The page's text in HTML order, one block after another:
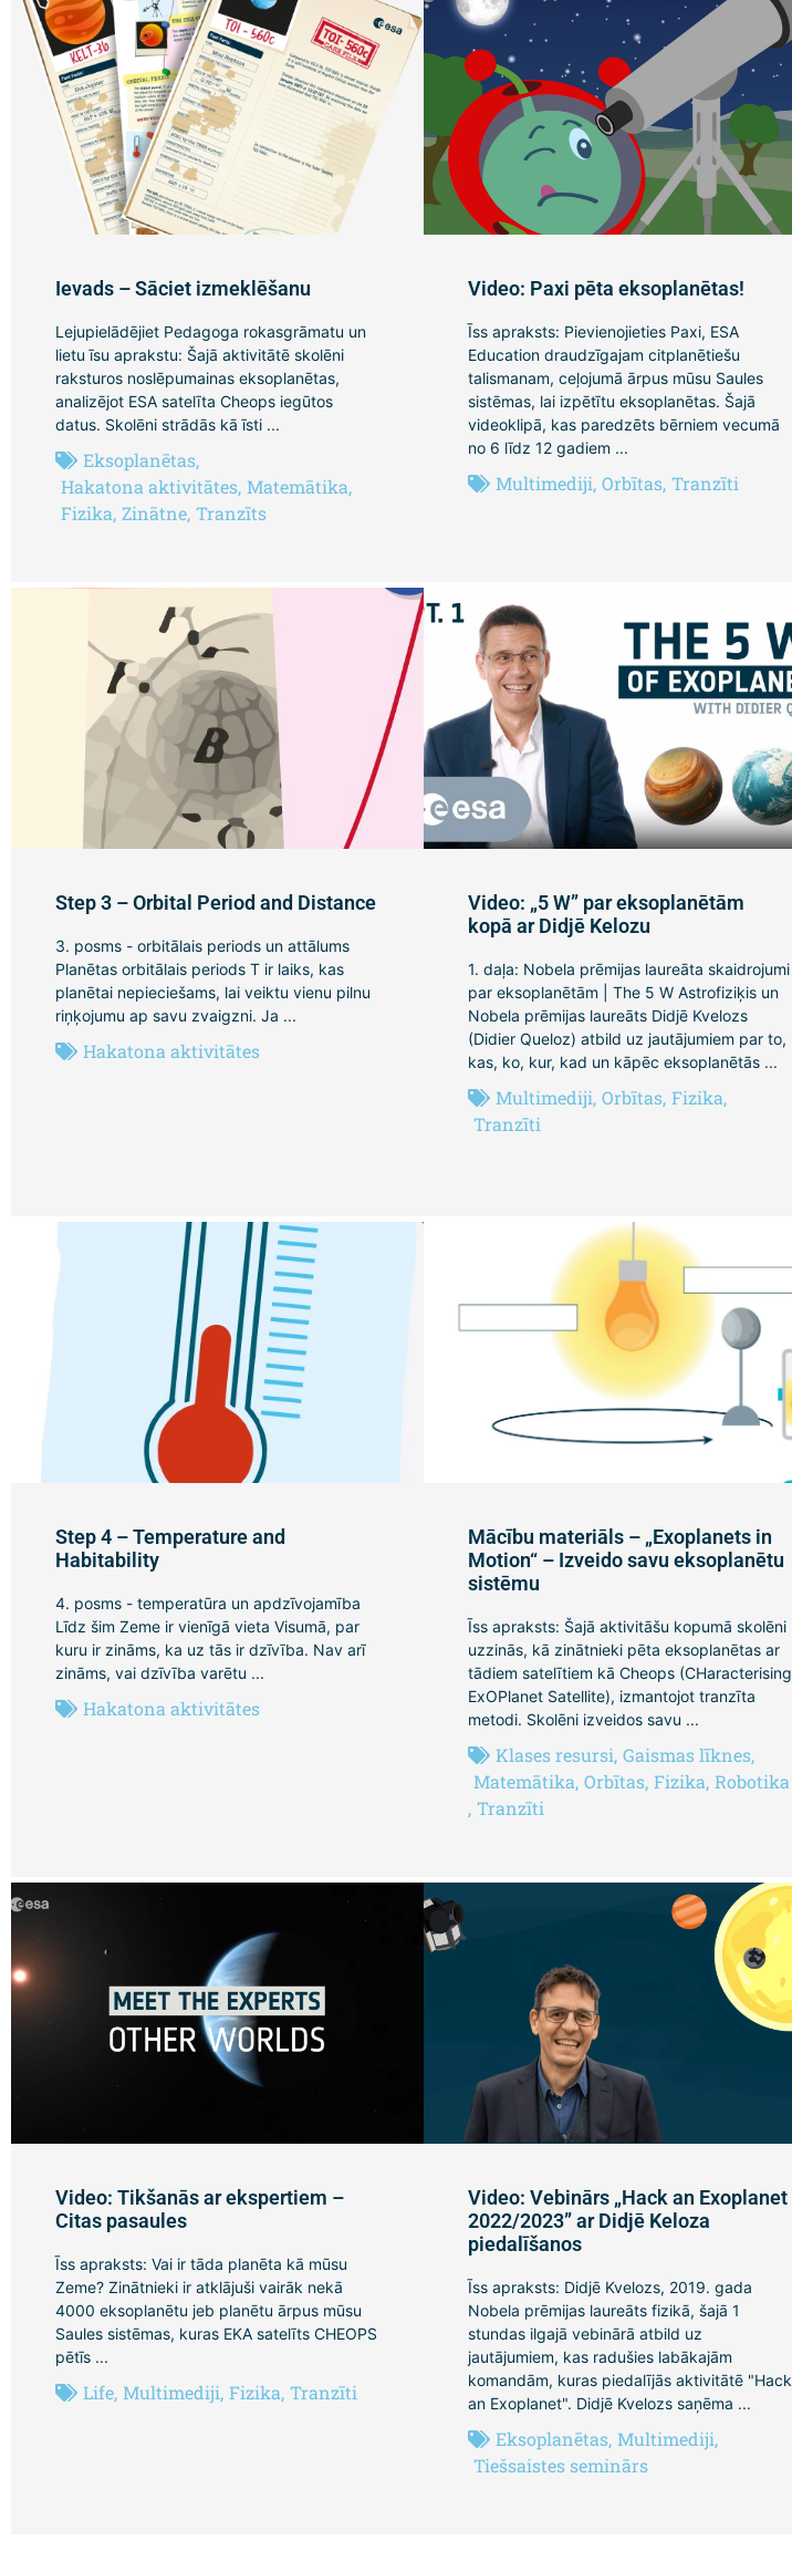
Ievads – Sāciet izmeklēšanu
Lejupielādējiet Pedagoga rokasgrāmatu un
lietu īsu aprakstu: Šajā aktivitātē skolēni
raksturos noslēpumainas eksoplanētas,
analizējot ESA satelīta Cheops iegūtos
datus. Skolēni strādās kā īsti ...
Eksoplanētas,
Hakatona aktivitātes, Matemātika,
Fizika, Zinātne, Tranzīts
Video: Paxi pēta eksoplanētas!
Īss apraksts: Pievienojieties Paxi, ESA
Education draudzīgajam citplanētiešu
talismanam, ceļojumā ārpus mūsu Saules
sistēmas, lai izpētītu eksoplanētas. Šajā
videoklipā, kas paredzēts bērniem vecumā
no 6 līdz 12 gadiem ...
Multimediji, Orbītas, Tranzīti
Step 3 – Orbital Period and Distance
3. posms - orbitālais periods un attālums
Planētas orbitālais periods T ir laiks, kas
planētai nepieciešams, lai veiktu vienu pilnu
riņķojumu ap savu zvaigzni. Ja ...
Hakatona aktivitātes
Video: „5 W” par eksoplanētām
kopā ar Didjē Kelozu
1. daļa: Nobela prēmijas laureāta skaidrojumi
par eksoplanētām | The 5 W Astrofiziķis un
Nobela prēmijas laureāts Didjē Kvelozs
(Didier Queloz) atbild uz jautājumiem par to,
kas, ko, kur, kad un kāpēc eksoplanētās ...
Multimediji, Orbītas, Fizika,
Tranzīti
Step 4 – Temperature and
Habitability
4. posms - temperatūra un apdzīvojamība
Līdz šim Zeme ir vienīgā vieta Visumā, par
kuru ir zināms, ka uz tās ir dzīvība. Nav arī
zināms, vai dzīvība varētu ...
Hakatona aktivitātes
Mācību materiāls – „Exoplanets in
Motion“ – Izveido savu eksoplanētu
sistēmu
Īss apraksts: Šajā aktivitāšu kopumā skolēni
uzzinās, kā zinātnieki pēta eksoplanētas ar
tādiem satelītiem kā Cheops (CHaracterising
ExOPlanet Satellite), izmantojot tranzīta
metodi. Skolēni izveidos savu ...
Klases resursi, Gaismas līknes,
Matemātika, Orbītas, Fizika, Robotika
, Tranzīti
Video: Tikšanās ar ekspertiem –
Citas pasaules
Īss apraksts: Vai ir tāda planēta kā mūsu
Zeme? Zinātnieki ir atklājuši vairāk nekā
4000 eksoplanētu jeb planētu ārpus mūsu
Saules sistēmas, kuras EKA satelīts CHEOPS
pētīs ...
Life, Multimediji, Fizika, Tranzīti
Video: Vebinārs „Hack an Exoplanet
2022/2023” ar Didjē Keloza
piedalīšanos
Īss apraksts: Didjē Kvelozs, 2019. gada
Nobela prēmijas laureāts fizikā, šajā 1
stundas ilgajā vebinārā atbild uz
jautājumiem, kas radušies labākajām
komandām, kuras piedalījās aktivitātē "Hack
an Exoplanet". Didjē Kvelozs saņēma ...
Eksoplanētas, Multimediji,
Tiešsaistes seminārs